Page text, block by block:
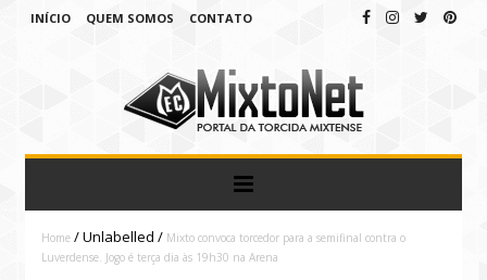
INÍCIO QUEM SOMOS CONTATO
Home /Unlabelled/ Mixto convoca torcedor para a semifinal contra o
Luverdense. Jogo é terça dia às 19h30 na Arena